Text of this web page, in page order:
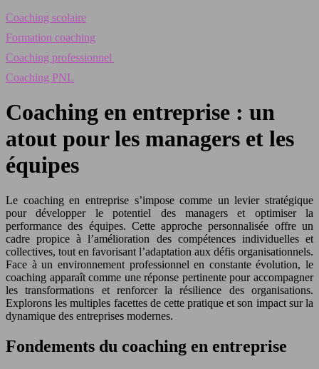
Coaching scolaire
Formation coaching
Coaching professionnel
Coaching PNL
Coaching en entreprise : un
atout pour les managers et les
équipes
Le coaching en entreprise s’impose comme un levier stratégique
pour développer le potentiel des managers et optimiser la
performance des équipes. Cette approche personnalisée offre un
cadre propice à l’amélioration des compétences individuelles et
collectives, tout en favorisant l’adaptation aux défis organisationnels.
Face à un environnement professionnel en constante évolution, le
coaching apparaît comme une réponse pertinente pour accompagner
les transformations et renforcer la résilience des organisations.
Explorons les multiples facettes de cette pratique et son impact sur la
dynamique des entreprises modernes.
Fondements du coaching en entreprise